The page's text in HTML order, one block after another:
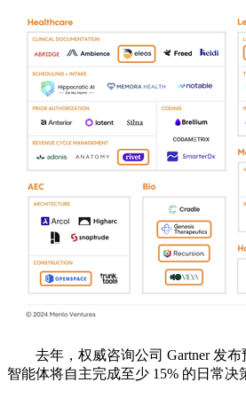
去年，权威咨询公司 Gartner 发布
智能体将自主完成至少 15% 的日常决